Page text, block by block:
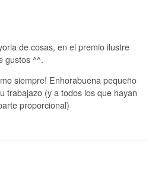
de cosas, en el premio ilustre
gustos ^^.
siempre! Enhorabuena pequeño
trabajazo (y a todos los que hayan
proporcional)